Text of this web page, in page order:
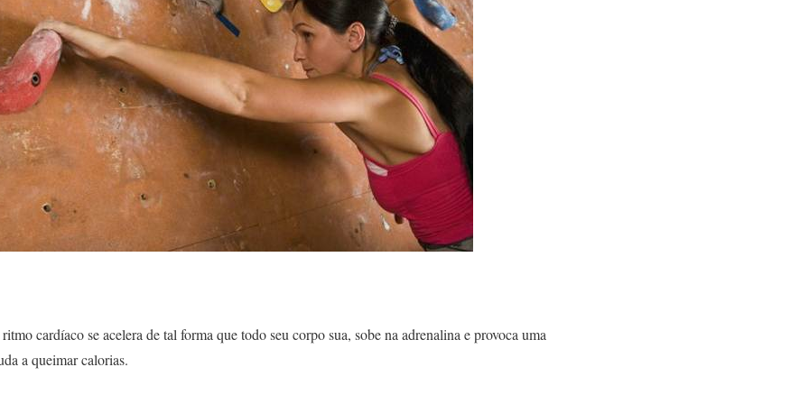
cardíaco se acelera de tal forma que todo seu corpo sua, sobe na adrenalina e provoca uma
a queimar calorias.